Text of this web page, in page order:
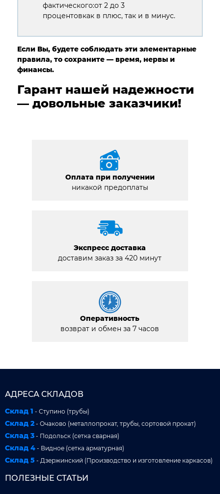
фактического:от 2 до 3
процентовкак в плюс, так и в минус.
Если Вы, будете соблюдать эти элементарные
правила, то сохраните — время, нервы и
финансы.
Гарант нашей надежности
— довольные заказчики!
Оплата при получении
никакой предоплаты
Экспресс доставка
доставим заказ за 420 минут
Оперативность
возврат и обмен за 7 часов
АДРЕСА СКЛАДОВ
Склад 1 - Ступино (трубы)
Склад 2 - Очаково (металлопрокат, трубы, сортовой прокат)
Склад 3 - Подольск (сетка сварная)
Склад 4 - Видное (сетка арматурная)
Склад 5 - Дзержинский (Производство и изготовление каркасов)
ПОЛЕЗНЫЕ СТАТЬИ